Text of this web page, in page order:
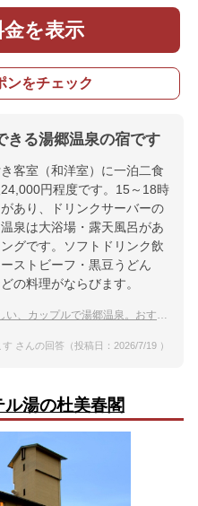
金を表示
ンをチェック
きる湯郷温泉の宿です
客室（和洋室）に一泊二食
円程度です。15～18時
あり、ドリンクサーバーの
泉は大浴場・露天風呂があ
グです。ソフトドリンク飲
ストビーフ・黒豆うどん
の料理がならびます。
ルで湯郷温泉。おすすめの露天風呂付客室の宿は？
さんの回答（投稿日：2026/7/19 ）
湯の杜美春閣